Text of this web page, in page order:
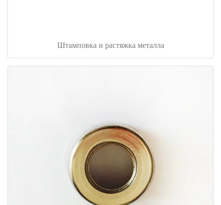
Штамповка и растяжка металла